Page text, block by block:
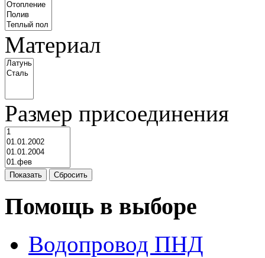
Материал
Размер присоединения
Показать Сбросить
Помощь в выборе
Водопровод ПНД